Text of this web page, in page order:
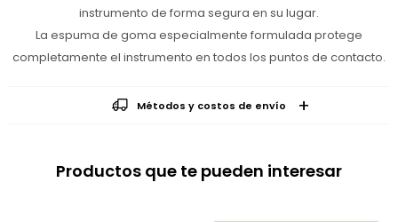
instrumento de forma segura en su lugar.
La espuma de goma especialmente formulada protege
completamente el instrumento en todos los puntos de contacto.
Métodos y costos de envío
Productos que te pueden interesar